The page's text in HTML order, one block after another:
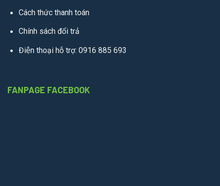
Cách thức thanh toán
Chính sách đổi trả
Điện thoại hỗ trợ: 0916 885 693
FANPAGE FACEBOOK